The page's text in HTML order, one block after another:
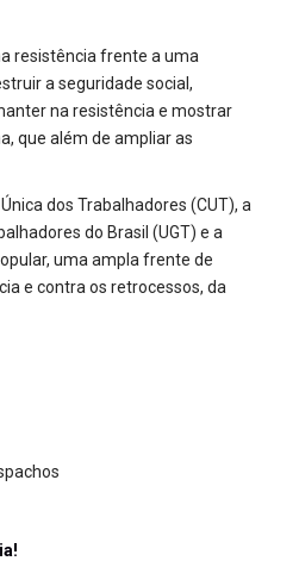
resistência frente a uma
a seguridade social,
na resistência e mostrar
que além de ampliar as
dos Trabalhadores (CUT), a
do Brasil (UGT) e a
uma ampla frente de
e contra os retrocessos, da